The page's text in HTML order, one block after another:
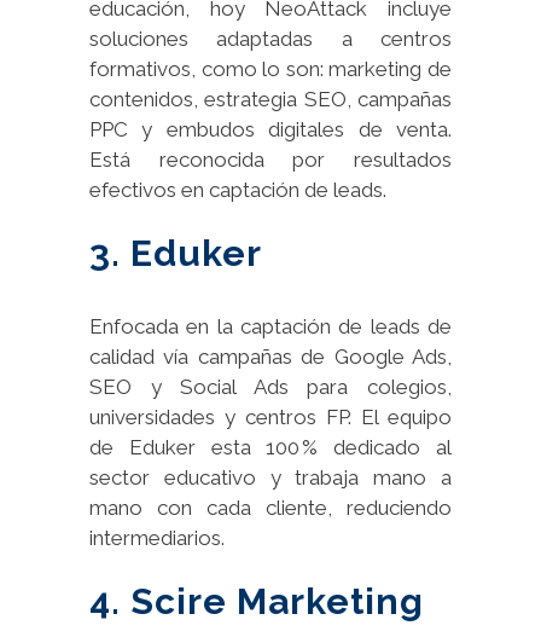
educación, hoy NeoAttack incluye
soluciones adaptadas a centros
formativos, como lo son: marketing de
contenidos, estrategia SEO, campañas
PPC y embudos digitales de venta.
Está reconocida por resultados
efectivos en captación de leads.
3. Eduker
Enfocada en la captación de leads de
calidad vía campañas de Google Ads,
SEO y Social Ads para colegios,
universidades y centros FP. El equipo
de Eduker esta 100 % dedicado al
sector educativo y trabaja mano a
mano con cada cliente, reduciendo
intermediarios.
4. Scire Marketing